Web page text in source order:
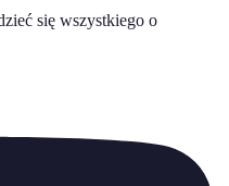
się wszystkiego o